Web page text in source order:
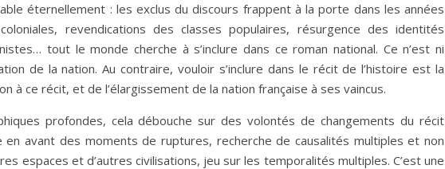
éternellement : les exclus du discours frappent à la porte dans les années
revendications des classes populaires, résurgence des identités
tout le monde cherche à s’inclure dans ce roman national. Ce n’est ni
de la nation. Au contraire, vouloir s’inclure dans le récit de l’histoire est la
à ce récit, et de l’élargissement de la nation française à ses vaincus.
profondes, cela débouche sur des volontés de changements du récit
en avant des moments de ruptures, recherche de causalités multiples et non
espaces et d’autres civilisations, jeu sur les temporalités multiples. C’est une